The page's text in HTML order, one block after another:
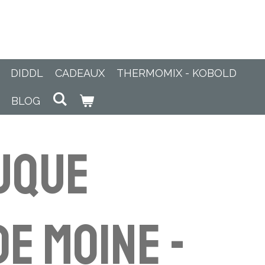
DIDDL CADEAUX THERMOMIX - KOBOLD
BLOG
moine -